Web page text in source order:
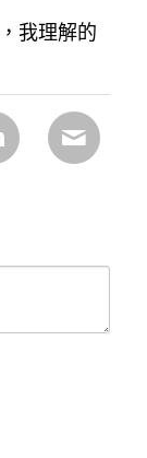
我理解的